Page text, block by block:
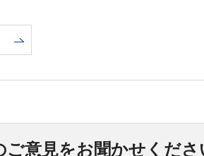
意見をお聞かせくださ